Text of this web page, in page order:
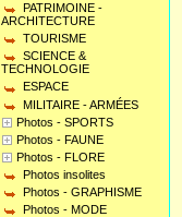
PATRIMOINE -
ARCHITECTURE
TOURISME
SCIENCE &
TECHNOLOGIE
ESPACE
MILITAIRE - ARMÉES
Photos - SPORTS
Photos - FAUNE
Photos - FLORE
Photos insolites
Photos - GRAPHISME
Photos - MODE